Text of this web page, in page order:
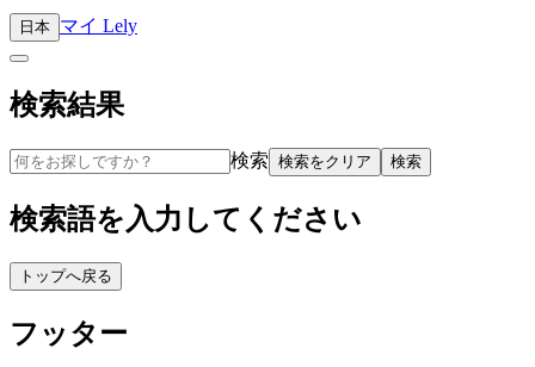
日本 マイ Lely
検索結果
検索 検索をクリア 検索
検索語を入力してください
トップへ戻る
フッター